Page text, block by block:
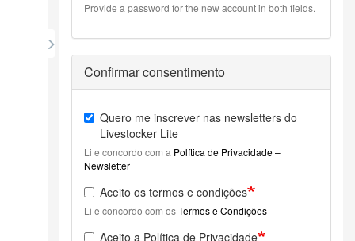
Provide a password for the new account in both fields.
Confirmar consentimento
Quero me inscrever nas newsletters do
Livestocker Lite
Li e concordo com a Política de Privacidade –
Newsletter
Aceito os termos e condições
Li e concordo com osTermos e Condições
Aceito a Política de Privacidade